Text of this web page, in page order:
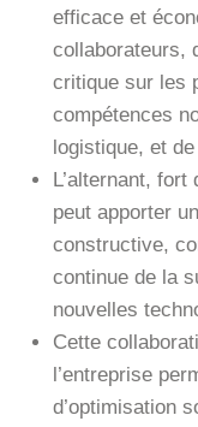
efficace et
collaborateurs,
critique sur les
compétences
logistique, et
L’alternant,
peut apporter
constructive,
continue de la
nouvelles
Cette
l’entreprise
d’optimisation